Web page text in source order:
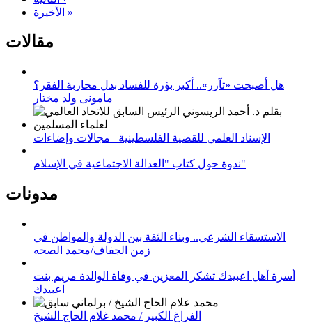
الأخيرة »
مقالات
هل أصبحت «تآزر».. أكبر بؤرة للفساد بدل محاربة الفقر؟
مامونى ولد مختار
الإسناد العلمي للقضية الفلسطينية_ مجالات وإضاءات
ندوة حول كتاب "العدالة الاجتماعية في الإسلام"
مدونات
الاستسقاء الشرعي.. وبناء الثقة بين الدولة والمواطن في
زمن الجفاف/محمد الصحه
أسرة أهل اعبيدك تشكر المعزين في وفاة الوالدة مريم بنت
اعبيدك
الفراغ الكبير / محمد غلام الحاج الشيخ